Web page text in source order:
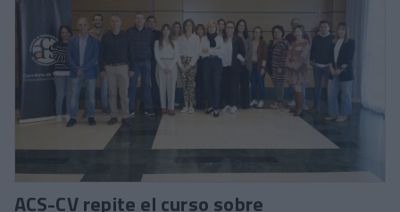
ACS-CV repite el curso sobre